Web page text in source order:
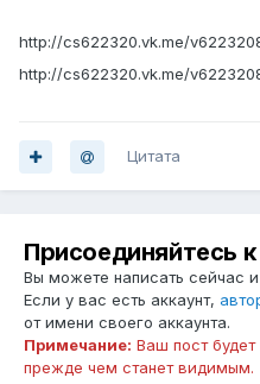
http://cs622320.vk.me/
http://cs622320.vk.me/
Цитата
Присоединяйтесь
Вы можете написать сейчас
Если у вас есть аккаунт,
от имени своего аккаунта.
Примечание: Ваш пост
прежде чем станет видимым.